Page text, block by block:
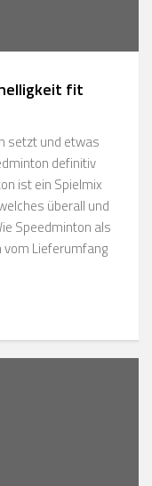
fit
setzt und etwas
definitiv
ist ein Spielmix
überall und
Speedminton als
vom Lieferumfang